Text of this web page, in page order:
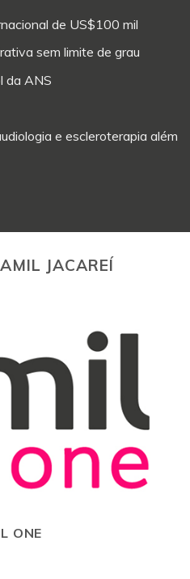
de US$100 mil
sem limite de grau
da ANS
e escleroterapia além
JACAREÍ
ONE